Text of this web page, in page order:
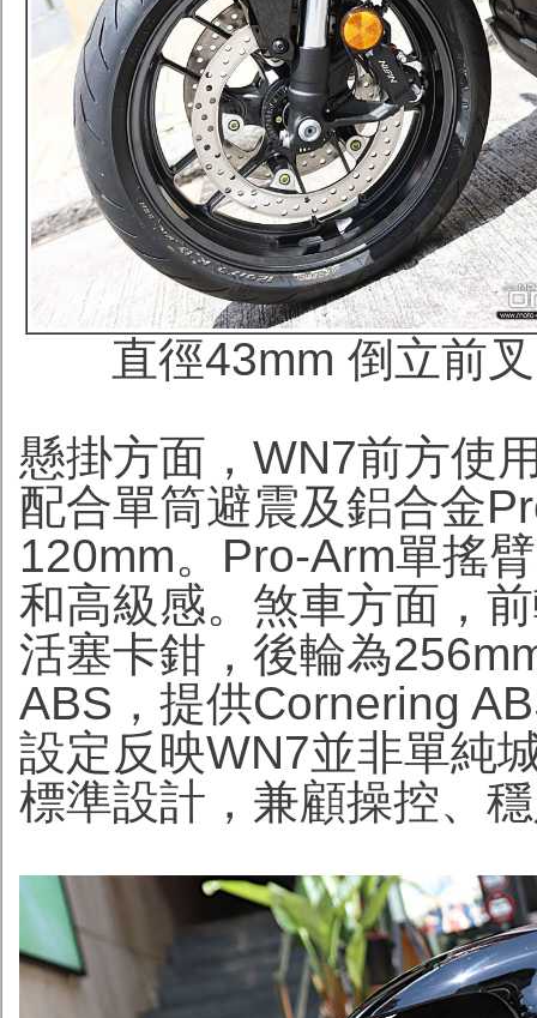
直徑43mm 倒立前
懸掛方面，WN7前方使
配合單筒避震及鋁合金
120mm。Pro-Arm單搖
和高級感。煞車方面，
活塞卡鉗，後輪為
ABS，提供Cornering
設定反映WN7並非單純
標準設計，兼顧操控、